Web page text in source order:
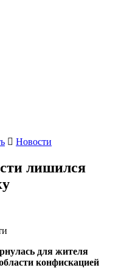
Новости
лишился
для жителя
конфискацией